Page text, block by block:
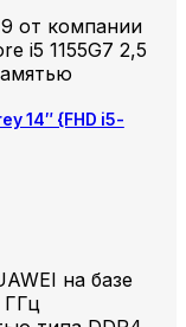
от компании
i5 1155G7 2,5
14″ {FHD i5-
на базе
ГГц